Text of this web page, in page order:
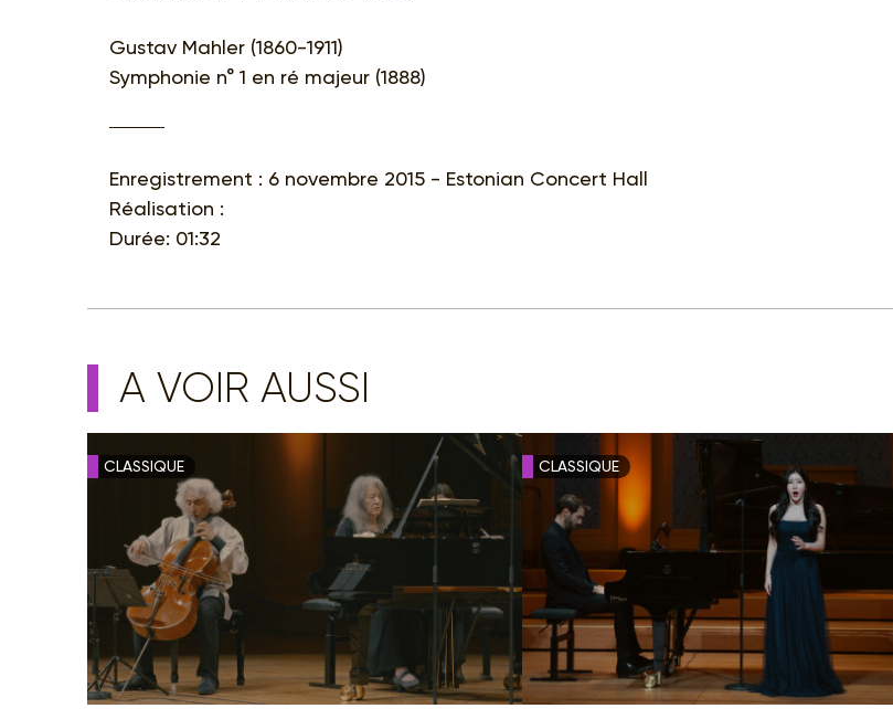
Gustav Mahler (1860-1911)
Symphonie n° 1 en ré majeur (1888)
Enregistrement : 6 novembre 2015 - Estonian Concert Hall
Réalisation :
Durée: 01:32
A VOIR AUSSI
CLASSIQUE CLASSIQUE